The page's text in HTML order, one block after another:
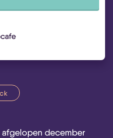
afgelopen december